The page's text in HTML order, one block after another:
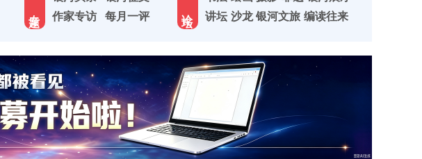
作家专访
每月一评
讲坛 沙龙 银河文旅 编读往来